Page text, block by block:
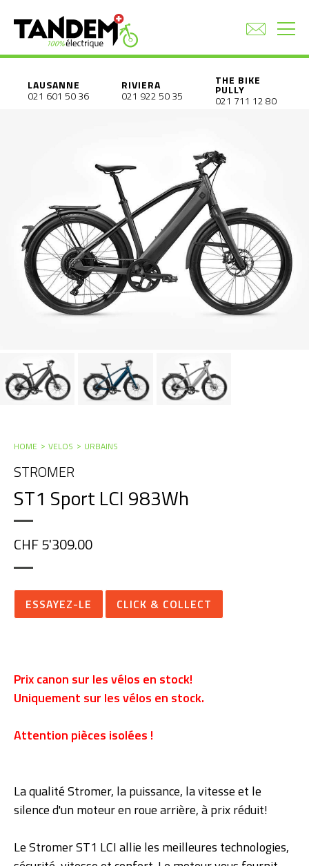
LAUSANNE
021 601 50 36
RIVIERA
021 922 50 35
THE BIKE
PULLY
021 711 12 80
HOME VELOS URBAINS
STROMER
ST1 Sport LCI 983Wh
CHF 5'309.00
ESSAYEZ-LE CLICK & COLLECT
Prix canon sur les vélos en stock!
Uniquement sur les vélos en stock.
Attention pièces isolées !
La qualité Stromer, la puissance, la vitesse et le
silence d'un moteur en roue arrière, à prix réduit!
Le Stromer ST1 LCI allie les meilleures technologies,